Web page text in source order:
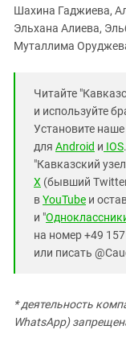
Шахина Гаджиева,
Эльхана Алиева,
Муталлима
Читайте
и используйте
Установите
для Android и IOS
"Кавказский
X (бывший
вYouTube и
и "
на номер +49
или писать
* деятельность
WhatsApp)